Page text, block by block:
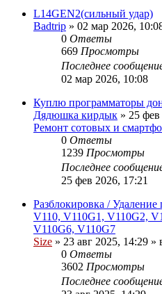
L14GEN2(сильный удар)
Badtrip » 02 мар 2026,
0 Ответы
669 Просмотры
Последнее
02 мар 2026, 10:08
Куплю программаторы
Дядюшка кирдык » 25 фев
Ремонт сотовых и
0 Ответы
1239 Просмотры
Последнее
25 фев 2026, 17:21
Разблокировка /
V110, V110G1, V110G2,
V110G6, V110G7
Size » 23 авг 2025, 14:29 »
0 Ответы
3602 Просмотры
Последнее